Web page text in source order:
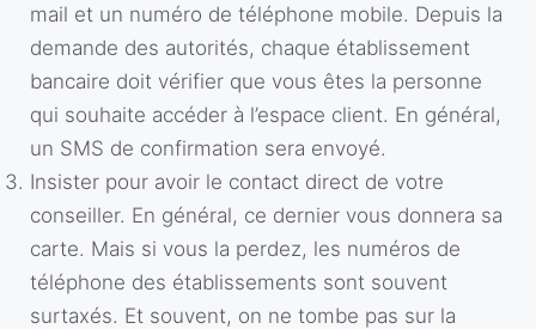
mail et un numéro de téléphone mobile. Depuis la
demande des autorités, chaque établissement
bancaire doit vérifier que vous êtes la personne
qui souhaite accéder à l’espace client. En général,
un SMS de confirmation sera envoyé.
Insister pour avoir le contact direct de votre
conseiller. En général, ce dernier vous donnera sa
carte. Mais si vous la perdez, les numéros de
téléphone des établissements sont souvent
surtaxés. Et souvent, on ne tombe pas sur la